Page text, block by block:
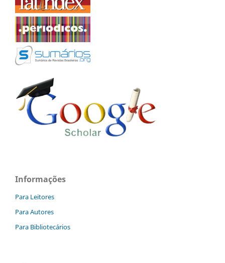
Informações
Para Leitores
Para Autores
Para Bibliotecários